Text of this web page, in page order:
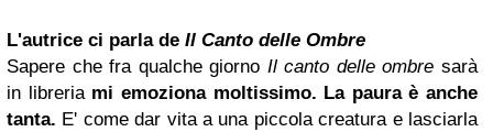
L'autrice ci parla de Il Canto delle Ombre
Sapere che fra qualche giorno Il canto delle ombre sarà
in libreriami emoziona moltissimo. La paura è anche
tanta. E' come dar vita a una piccola creatura e lasciarla